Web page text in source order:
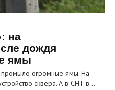
на
дождя
ямы
огромные ямы. На
сквера. А в СНТ в…